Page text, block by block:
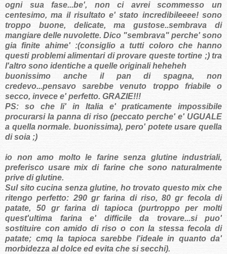
ogni sua fase...be', non ci avrei scommesso un
centesimo, ma il risultato e' stato incredibileeee! sono
troppo buone, delicate, ma gustose..sembrava di
mangiare delle nuvolette. Dico "sembrava" perche' sono
gia finite ahime' :(consiglio a tutti coloro che hanno
questi problemi alimentari di provare queste tortine ;) tra
l'altro sono identiche a quelle originali heheheh
buonissimo anche il pan di spagna, non
credevo...pensavo sarebbe venuto troppo friabile o
secco, invece e' perfetto. GRAZIE!!!
PS: so che li' in Italia e' praticamente impossibile
procurarsi la panna di riso (peccato perche' e' UGUALE
a quella normale. buonissima), pero' potete usare quella
di soia ;)
io non amo molto le farine senza glutine industriali,
preferisco usare mix di farine che sono naturalmente
prive di glutine.
Sul sito cucina senza glutine, ho trovato questo mix che
ritengo perfetto: 290 gr farina di riso, 80 gr fecola di
patate, 50 gr farina di tapioca (purtroppo per molti
quest'ultima farina e' difficile da trovare...si puo'
sostituire con amido di riso o con la stessa fecola di
patate; cmq la tapioca sarebbe l'ideale in quanto da'
morbidezza al dolce ed evita che si secchi).